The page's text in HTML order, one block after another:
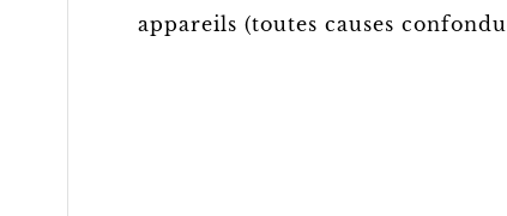
appareils (toutes causes